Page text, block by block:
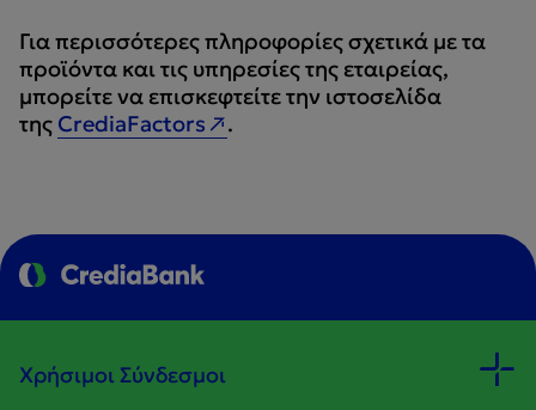
Για περισσότερες πληροφορίες σχετικά με τα
προϊόντα και τις υπηρεσίες της εταιρείας,
μπορείτε να επισκεφτείτε την ιστοσελίδα
της CrediaFactors .
Χρήσιμοι Σύνδεσμοι